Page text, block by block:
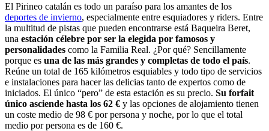
El Pirineo catalán es todo un paraíso para los amantes de los
deportes de invierno, especialmente entre esquiadores y riders. Entre
la multitud de pistas que pueden encontrarse está Baqueira Beret,
una estación célebre por ser la elegida por famosos y
personalidades como la Familia Real. ¿Por qué? Sencillamente
porque es una de las más grandes y completas de todo el país.
Reúne un total de 165 kilómetros esquiables y todo tipo de servicios
e instalaciones para hacer las delicias tanto de expertos como de
iniciados. El único “pero” de esta estación es su precio. Su forfait
único asciende hasta los 62 € y las opciones de alojamiento tienen
un coste medio de 98 € por persona y noche, por lo que el total
medio por persona es de 160 €.